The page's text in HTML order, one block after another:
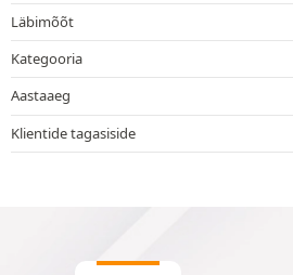
Läbimõõt
Kategooria
Aastaaeg
Klientide tagasiside